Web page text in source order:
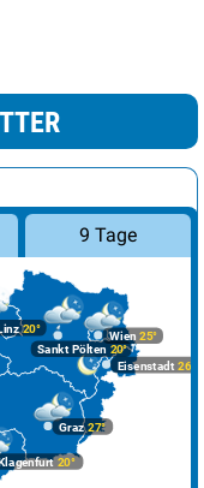
9 Tage
Graz27°
Klagenfurt 20°
20°
Wien 25°
Eisenstadt 26°
Sankt Pölten 20°